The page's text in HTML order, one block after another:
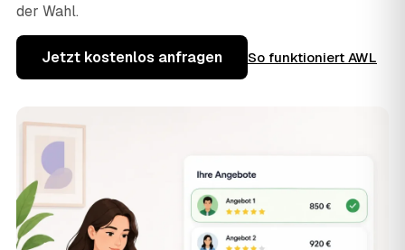
der Wahl.
Jetzt kostenlos anfragen So funktioniert AWL